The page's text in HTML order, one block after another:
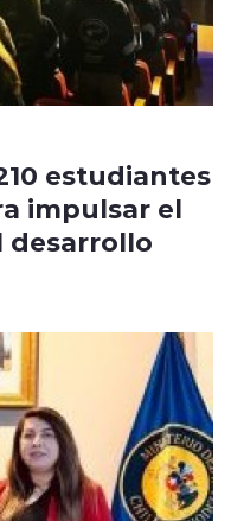
estudiantes
impulsar el
desarrollo